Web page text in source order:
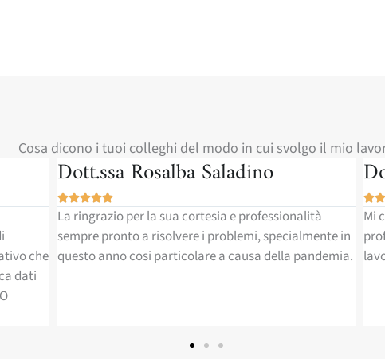
Cosa dicono i tuoi colleghi del modo in cui svolgo il mio
in
Dott. Salvatore Errante Parrino

Mi complimento per il Sig. Inverardi per la
professionalità e cortesia con cui conduce il suo
lavoro.
